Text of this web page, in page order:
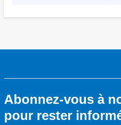
Abonnez-vous à
pour rester